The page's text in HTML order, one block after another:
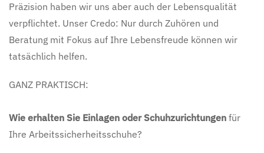
Präzision haben wir uns aber auch der Lebensqualität
verpflichtet. Unser Credo: Nur durch Zuhören und
Beratung mit Fokus auf Ihre Lebensfreude können wir
tatsächlich helfen.
GANZ PRAKTISCH:
Wie erhalten Sie Einlagen oder Schuhzurichtungen für
Ihre Arbeitssicherheitsschuhe?